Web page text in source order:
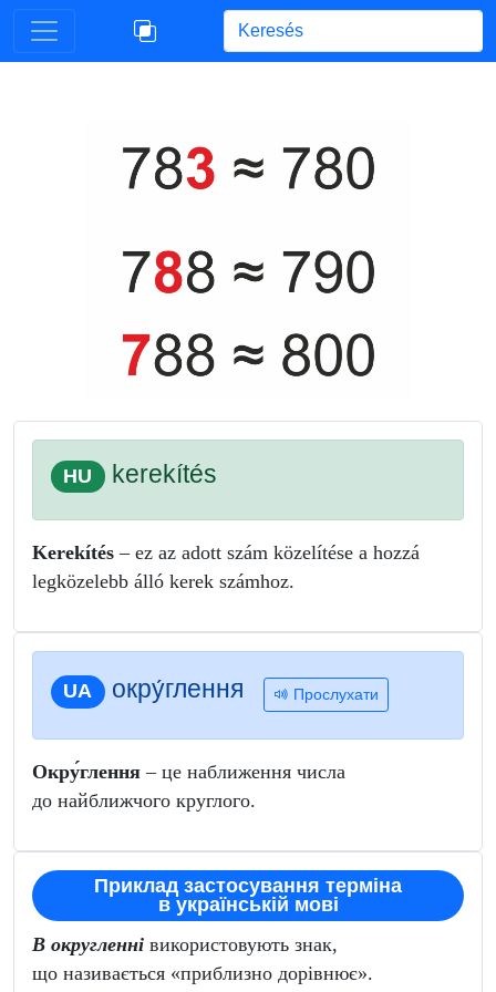
Begin typing for results.
HU kerekítés
Kerekítés – ez az adott szám közelítése a hozzá
legközelebb álló kerek számhoz.
UA окру́глення Прослухати
Окру́глення – це наближення числа
до найближчого круглого.
Приклад застосування терміна
в українській мові
В округленні використовують знак,
що називається «приблизно дорівнює».